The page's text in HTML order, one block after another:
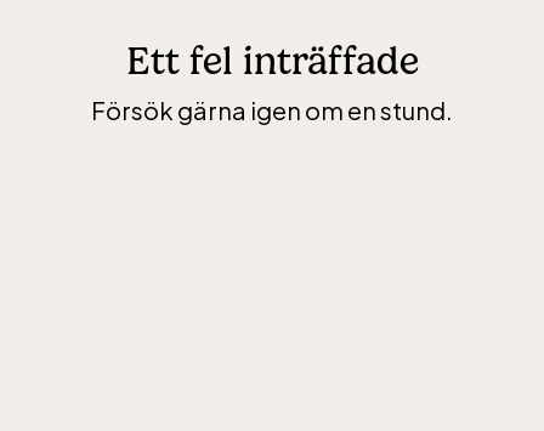
Ett fel inträffade
Försök gärna igen om en stund.